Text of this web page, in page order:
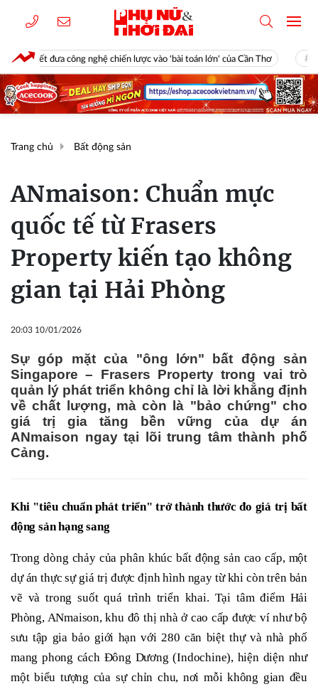
công nghệ chiến lược vào 'bài toán lớn' của Cần Thơ Công an phối
Trang chủ Bất động sản
ANmaison: Chuẩn mực
quốc tế từ Frasers
Property kiến tạo không
gian tại Hải Phòng
20:03 10/01/2026
Sự góp mặt của "ông lớn" bất động sản
Singapore – Frasers Property trong vai trò
quản lý phát triển không chỉ là lời khẳng định
về chất lượng, mà còn là "bảo chứng" cho
giá trị gia tăng bền vững của dự án
ANmaison ngay tại lõi trung tâm thành phố
Cảng.
Khi "tiêu chuẩn phát triển" trở thành thước đo giá trị bất
động sản hạng sang
Trong dòng chảy của phân khúc bất động sản cao cấp, một
dự án thực sự giá trị được định hình ngay từ khi còn trên bản
vẽ và trong suốt quá trình triển khai. Tại tâm điểm Hải
Phòng, ANmaison, khu đô thị nhà ở cao cấp được ví như bộ
sưu tập gia bảo giới hạn với 280 căn biệt thự và nhà phố
mang phong cách Đông Dương (Indochine), hiện diện như
một biểu tượng của sự chỉn chu, nơi mỗi không gian đều